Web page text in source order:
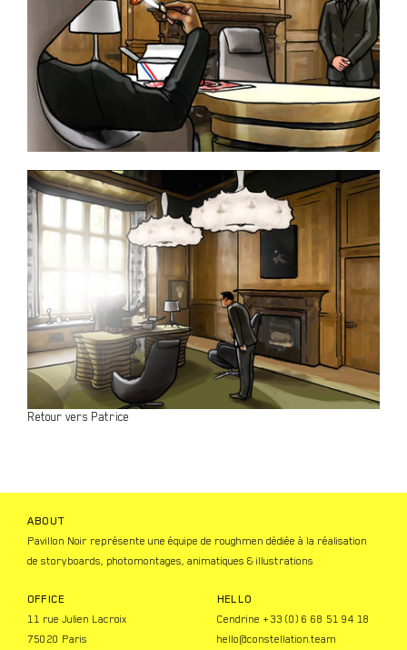
Retour vers Patrice
ABOUT
Pavillon Noir représente une équipe de roughmen dédiée à la réalisation
de storyboards, photomontages, animatiques & illustrations
OFFICE
11 rue Julien Lacroix
75020 Paris
HELLO
Cendrine +33 (0) 6 68 51 94 18
hello@constellation.team